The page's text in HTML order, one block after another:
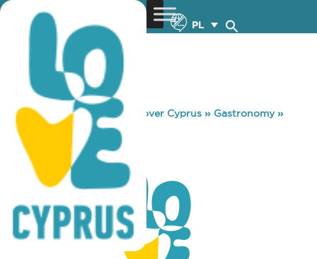
PL
You are here: Home »Discover Cyprus » Gastronomy»
FAME
FAME